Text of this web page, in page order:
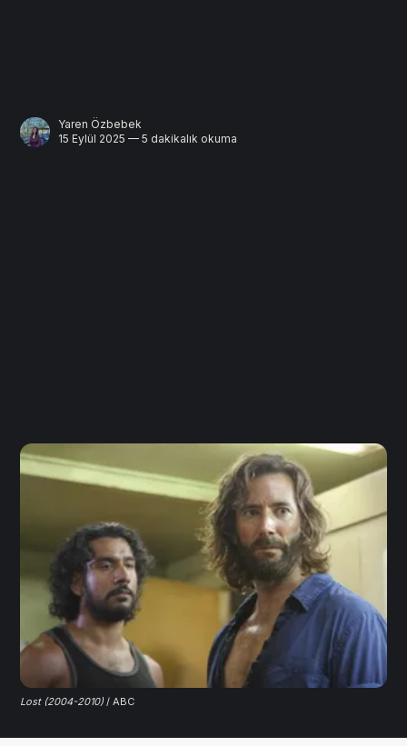
Yaren Özbebek
15 Eylül 2025 — 5 dakikalık okuma
Lost (2004-2010) / ABC